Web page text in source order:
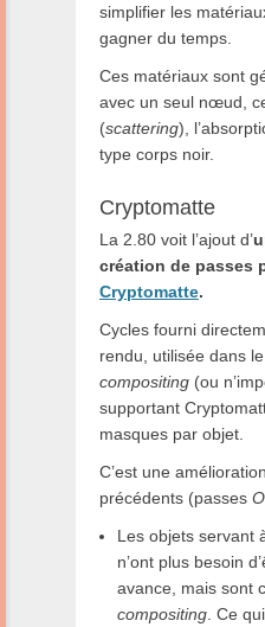
simplifier les
gagner du temps.
Ces matériaux sont
avec un seul nœud,
(scattering),
type corps noir.
Cryptomatte
La 2.80 voit l’ajout d’
création de passes
Cryptomatte.
Cycles fourni
rendu, utilisée dans
compositing (ou
supportant
masques par objet.
C’est une
précédents (passes
Les objets servant
n’ont plus besoin
avance, mais sont
compositing . Ce